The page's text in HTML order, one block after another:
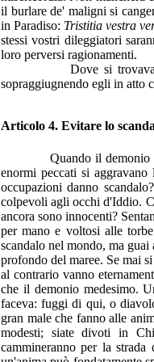
il burlare de' maligni si
in Paradiso: Tristitia vestra
stessi vostri dileggiatori
loro perversi ragionamenti.
Dove si trovava san
sopraggiugnendo egli in atto
Articolo 4. Evitare lo
Quando il demonio non
enormi peccati si
occupazioni danno
colpevoli agli occhi d'Iddio.
ancora sono innocenti?
per mano e voltosi alle
scandalo nel mondo, ma guai
profondo del maree. Se mai
al contrario vanno
che il demonio medesimo.
faceva: fuggi di qui, o
gran male che fanno alle
modesti; siate divoti in
cammineranno per la